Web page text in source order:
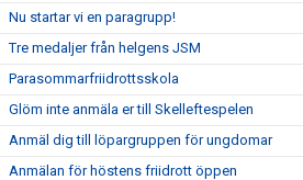
Nu startar vi en paragrupp!
Tre medaljer från helgens JSM
Parasommarfriidrottsskola
Glöm inte anmäla er till Skelleftespelen
Anmäl dig till löpargruppen för ungdomar
Anmälan för höstens friidrott öppen